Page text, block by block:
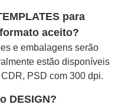
para
aceito?
e embalagens serão
estão disponíveis
PSD com 300 dpi.
DESIGN?